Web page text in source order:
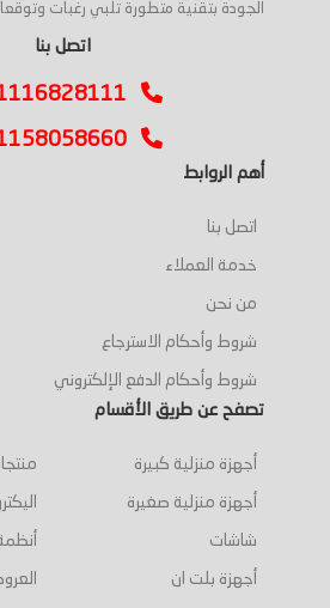
الجودة بتقنية متطورة تلبي رغبات
اتصل بنا
أهم الروابط
اتصل بنا
خدمة العملاء
من نحن
شروط وأحكام الاسترجاع
شروط وأحكام الدفع الإلكتروني
تصفح عن طريق الأقسام
أجهزة منزلية كبيرة
أجهزة منزلية صغيرة
شاشات
أجهزة بلت ان